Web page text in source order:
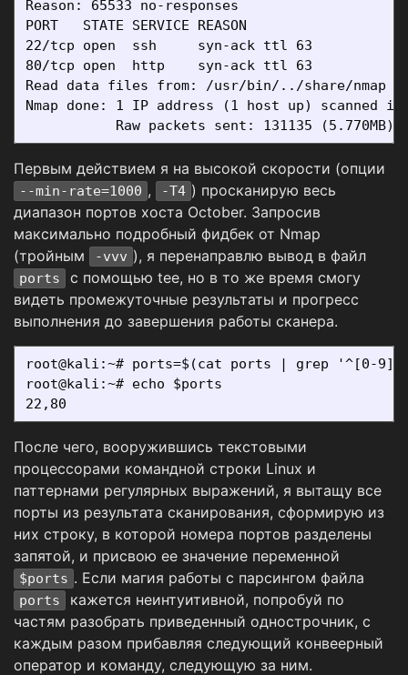
Reason: 65533 no-responses
PORT   STATE SERVICE REASON
22/tcp open  ssh     syn-ack ttl 63
80/tcp open  http    syn-ack ttl 63
Read data files from: /usr/bin/../share/nmap
Nmap done: 1 IP address (1 host up) scanned in
Первым действием я на высокой скорости (опции
--min-rate=1000 , -T4 ) просканирую весь
диапазон портов хоста October. Запросив
максимально подробный фидбек от Nmap
(тройным
-vvv ), я перенаправлю вывод в файл
ports
с помощью tee, но в то же время смогу
видеть промежуточные результаты и прогресс
выполнения до завершения работы сканера.
root@kali:~# ports=$(cat ports | grep
root@kali:~# echo $ports
После чего, вооружившись текстовыми
процессорами командной строки Linux и
паттернами регулярных выражений, я вытащу все
порты из результата сканирования, сформирую из
них строку, в которой номера портов разделены
запятой, и присвою ее значение переменной
$ports . Если магия работы с парсингом файла
ports
кажется неинтуитивной, попробуй по
частям разобрать приведенный однострочник, с
каждым разом прибавляя следующий конвеерный
оператор и команду, следующую за ним.